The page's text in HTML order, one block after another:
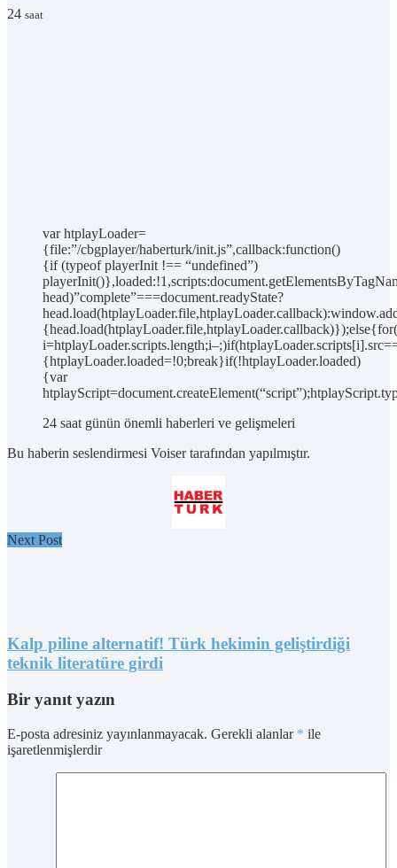
24 saat
var htplayLoader=
{file:”/cbgplayer/haberturk/init.js”,callback:function()
{if (typeof playerInit !== “undefined”)
head)”complete”===document.readyState?
{htplayLoader.loaded=!0;break}if(!htplayLoader.loaded)
{var
24 saat günün önemli haberleri ve gelişmeleri
Bu haberin seslendirmesi Voiser tarafından yapılmıştır.
Next Post
Kalp piline alternatif! Türk hekimin geliştirdiği
teknik literatüre girdi
Bir yanıt yazın
E-posta adresiniz yayınlanmayacak. Gerekli alanlar * ile
işaretlenmişlerdir